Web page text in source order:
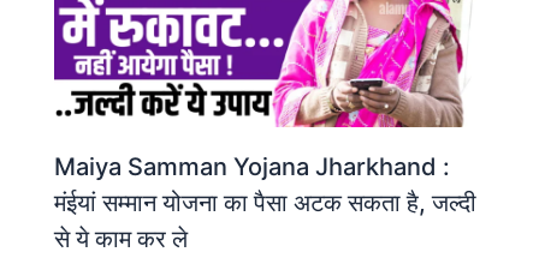
Maiya Samman Yojana Jharkhand :
मंईयां सम्मान योजना का पैसा अटक सकता है, जल्दी
से ये काम कर ले